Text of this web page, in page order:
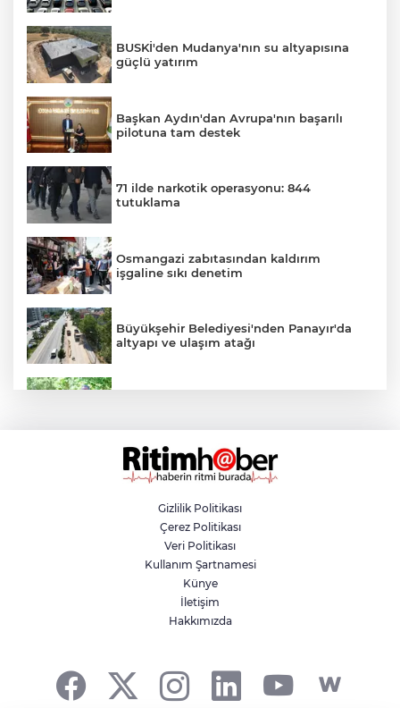
BUSKİ'den Mudanya'nın su altyapısına
güçlü yatırım
Başkan Aydın'dan Avrupa'nın başarılı
pilotuna tam destek
71 ilde narkotik operasyonu: 844
tutuklama
Osmangazi zabıtasından kaldırım
işgaline sıkı denetim
Büyükşehir Belediyesi'nden Panayır'da
altyapı ve ulaşım atağı
Nilüfer'de yaya ve engelli yolları için
kapsamlı denetim
Yazın en avantajlı alışverişi Özhan
Market'te
Yıldırım'da yaz tatili sporla geçiyor
Gizlilik Politikası
Çerez Politikası
Veri Politikası
Kullanım Şartnamesi
Künye
İletişim
Hakkımızda